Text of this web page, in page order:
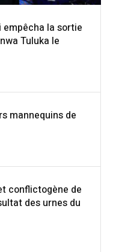
empêcha la sortie
Tuluka le
mannequins de
conflictogène de
des urnes du